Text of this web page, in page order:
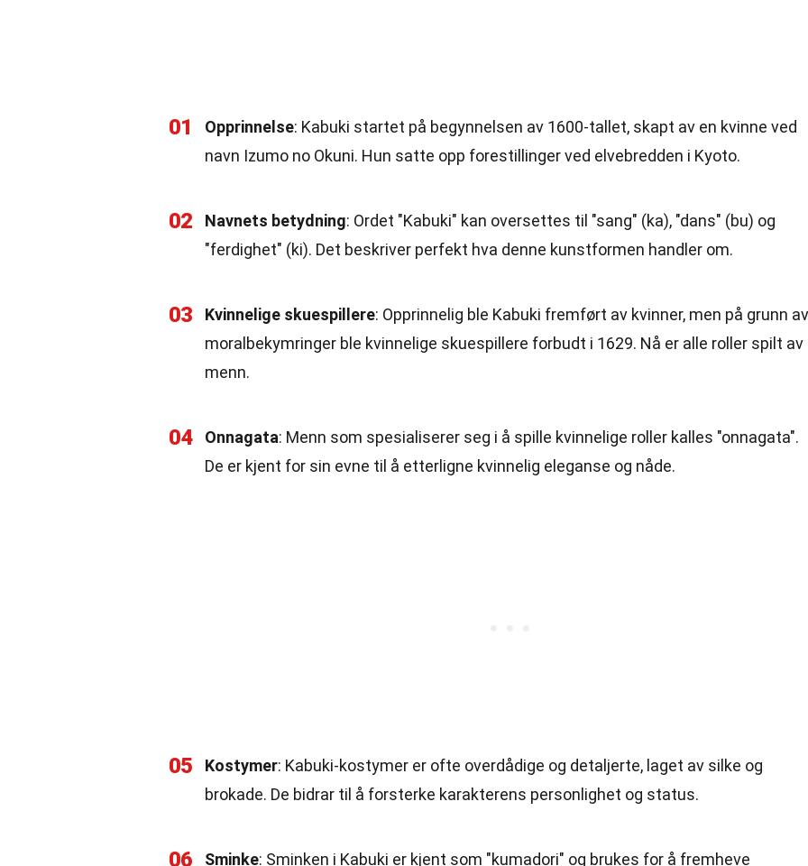
01 Opprinnelse: Kabuki startet på begynnelsen av 1600-tallet, skapt av en kvinne ved
navn Izumo no Okuni. Hun satte opp forestillinger ved elvebredden i Kyoto.
02 Navnets betydning: Ordet "Kabuki" kan oversettes til "sang" (ka), "dans" (bu) og
"ferdighet" (ki). Det beskriver perfekt hva denne kunstformen handler om.
03 Kvinnelige skuespillere: Opprinnelig ble Kabuki fremført av kvinner, men på grunn av
moralbekymringer ble kvinnelige skuespillere forbudt i 1629. Nå er alle roller spilt av
menn.
04 Onnagata: Menn som spesialiserer seg i å spille kvinnelige roller kalles "onnagata".
De er kjent for sin evne til å etterligne kvinnelig eleganse og nåde.
05 Kostymer: Kabuki-kostymer er ofte overdådige og detaljerte, laget av silke og
brokade. De bidrar til å forsterke karakterens personlighet og status.
06 Sminke: Sminken i Kabuki er kjent som "kumadori" og brukes for å fremheve